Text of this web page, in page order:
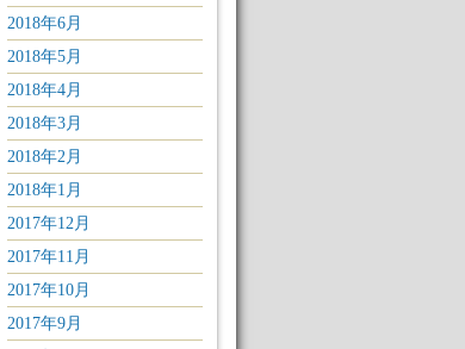
2018年6月
2018年5月
2018年4月
2018年3月
2018年2月
2018年1月
2017年12月
2017年11月
2017年10月
2017年9月